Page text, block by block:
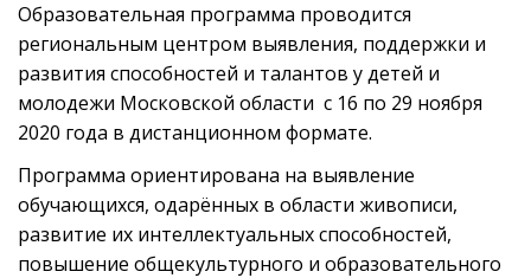
Образовательная программа проводится
региональным центром выявления, поддержки и
развития способностей и талантов у детей и
молодежи Московской области с 16 по 29 ноября
2020 года в дистанционном формате.
Программа ориентирована на выявление
обучающихся, одарённых в области живописи,
развитие их интеллектуальных способностей,
повышение общекультурного и образовательного